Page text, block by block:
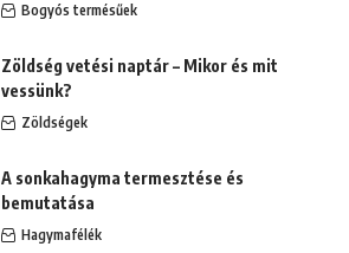
Bogyós termésűek
Zöldség vetési naptár – Mikor és mit
vessünk?
Zöldségek
A sonkahagyma termesztése és
bemutatása
Hagymafélék